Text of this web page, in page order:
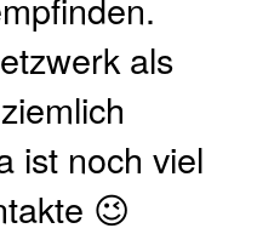
als
ist noch viel
😉